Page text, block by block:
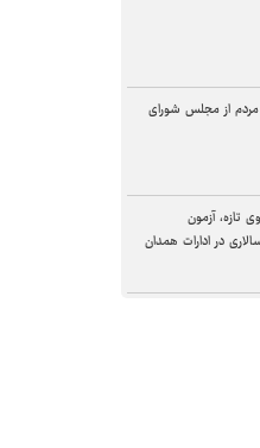
مردم از مجلس شورای
نیروی تازه، آزمون
در ادارات همدان